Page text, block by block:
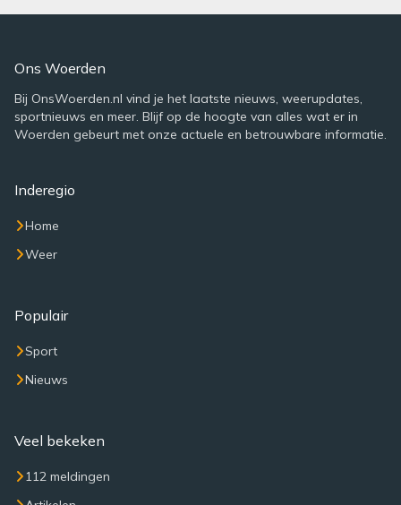
Ons Woerden
Bij OnsWoerden.nl vind je het laatste nieuws, weerupdates,
sportnieuws en meer. Blijf op de hoogte van alles wat er in
Woerden gebeurt met onze actuele en betrouwbare informatie.
Inderegio
Home
Weer
Populair
Sport
Nieuws
Veel bekeken
112 meldingen